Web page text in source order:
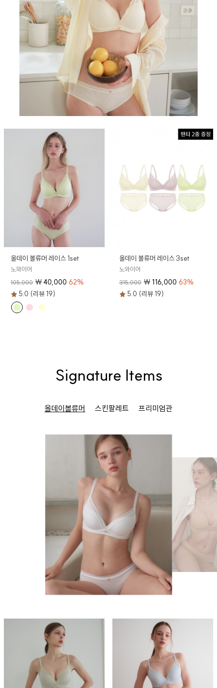
올데이 볼류머 레이스 1set
노와이어
105,000 ₩40,000 62%
5.0 (리뷰 19)
올데이 볼류머 레이스 3set
노와이어
315,000 ₩116,000 63%
5.0 (리뷰 19)
Signature Items
올데이볼류머 스킨팔레트 프리미엄관